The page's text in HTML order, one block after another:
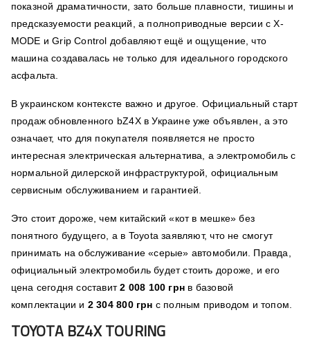
показной драматичности, зато больше плавности, тишины и
предсказуемости реакций, а полноприводные версии с X-
MODE и Grip Control добавляют ещё и ощущение, что
машина создавалась не только для идеального городского
асфальта.
В украинском контексте важно и другое. Официальный старт
продаж обновленного bZ4X в Украине уже объявлен, а это
означает, что для покупателя появляется не просто
интересная электрическая альтернатива, а электромобиль с
нормальной дилерской инфраструктурой, официальным
сервисным обслуживанием и гарантией.
Это стоит дороже, чем китайский «кот в мешке» без
понятного будущего, а в Toyota заявляют, что не смогут
принимать на обслуживание «серые» автомобили. Правда,
официальный электромобиль будет стоить дороже, и его
цена сегодня составит2 008 100 грн в базовой
комплектации и 2 304 800 грн с полным приводом и топом.
TOYOTA BZ4X TOURING